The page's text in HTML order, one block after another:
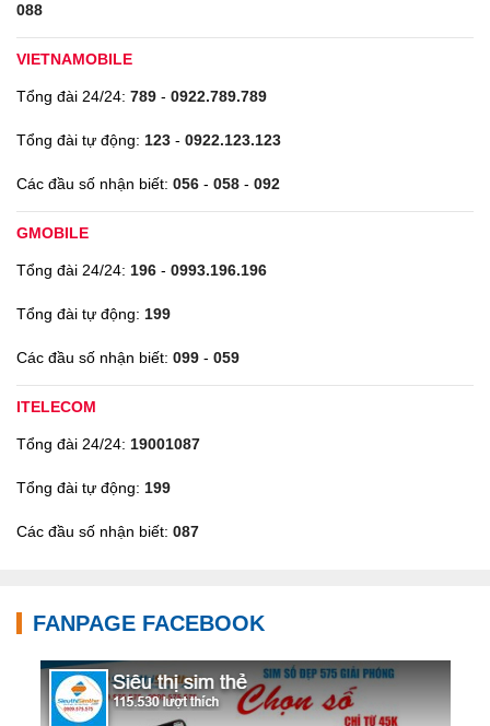
088
VIETNAMOBILE
Tổng đài 24/24: 789 - 0922.789.789
Tổng đài tự động: 123 - 0922.123.123
Các đầu số nhận biết: 056 - 058 - 092
GMOBILE
Tổng đài 24/24: 196 - 0993.196.196
Tổng đài tự động: 199
Các đầu số nhận biết: 099 - 059
ITELECOM
Tổng đài 24/24: 19001087
Tổng đài tự động: 199
Các đầu số nhận biết: 087
FANPAGE FACEBOOK